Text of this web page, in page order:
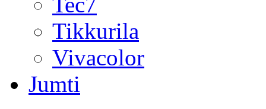
Tikkurila
Vivacolor
Jumti